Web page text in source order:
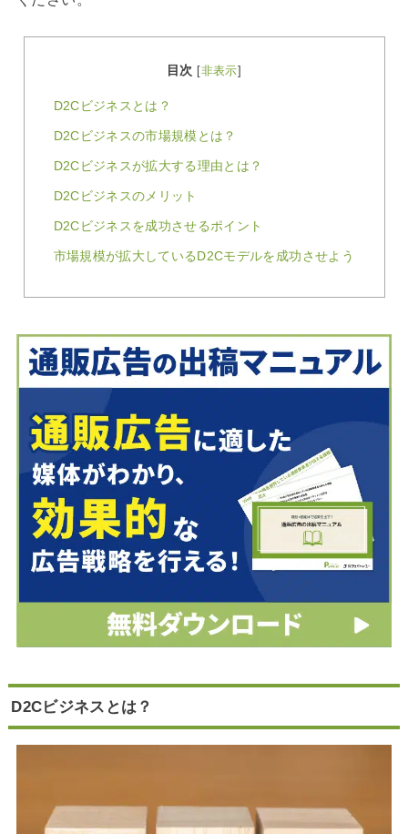
目次 非表示
D2Cビジネスとは？
D2Cビジネスの市場規模とは？
D2Cビジネスが拡大する理由とは？
D2Cビジネスのメリット
D2Cビジネスを成功させるポイント
市場規模が拡大しているD2Cモデルを成功させよう
D2Cビジネスとは？